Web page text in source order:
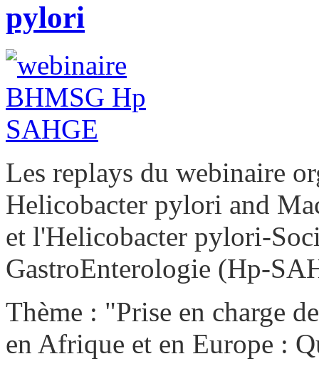
pylori
Les replays du webinaire
Helicobacter pylori and
et l'Helicobacter pylori-
GastroEnterologie (Hp-
Thème : "Prise en charge
en Afrique et en Europe :